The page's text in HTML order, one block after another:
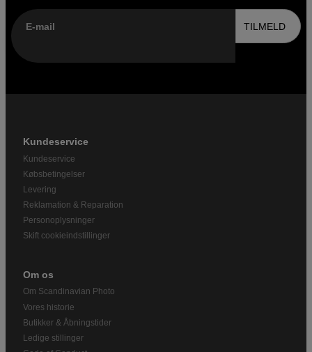
E-mail TILMELD
Kundeservice
Kundeservice
Købsbetingelser
Levering
Reklamation & Reparation
Personoplysninger
Skift cookieindstillinger
Om os
Om Scandinavian Photo
Vores historie
Butikker & Åbningstider
Ledige stillinger